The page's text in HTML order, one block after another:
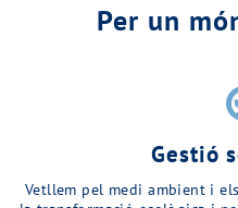
Per un
Gestió
Vetllem pel medi ambient i